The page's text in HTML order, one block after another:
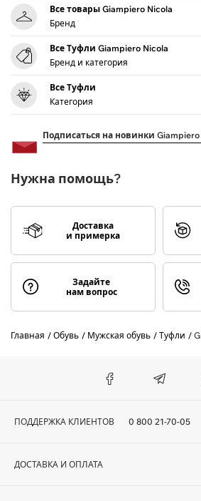
Все товары Giampiero Nicola
Бренд
Все Туфли Giampiero Nicola
Бренд и категория
Все Туфли
Категория
Подписаться на новинки Giampiero
Нужна помощь?
Доставка
и примерка
Задайте
нам вопрос
Главная Обувь Мужская обувь Туфли
ПОДДЕРЖКА КЛИЕНТОВ 0 800 21-70-05
ДОСТАВКА И ОПЛАТА